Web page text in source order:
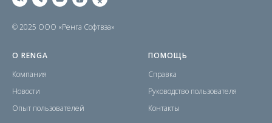
© 2025 ООО «Ренга Софтвэа»
О RENGA
Компания
Новости
Опыт пользователей
ПОМОЩЬ
Справка
Руководство пользователя
Контакты